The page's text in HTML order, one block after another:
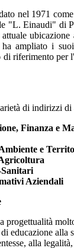
nel 1971
"L. Einaudi" di
ampliato i
di riferimento per
di indirizzi di
Finanza e
e
Sanitari
Aziendali
progettualità
educazione alla
alla